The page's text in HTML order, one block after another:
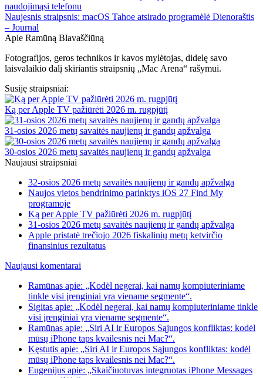
naudojimąsi telefonu
Naujesnis straipsnis: macOS Tahoe atsirado programėlė Dienoraštis
– Journal
Apie Ramūną Blavaščiūną
Fotografijos, geros technikos ir kavos mylėtojas, didelę savo
laisvalaikio dalį skiriantis straipsnių „Mac Arena“ rašymui.
Susiję straipsniai:
Ką per Apple TV pažiūrėti 2026 m. rugpjūtį
31-osios 2026 metų savaitės naujienų ir gandų apžvalga
30-osios 2026 metų savaitės naujienų ir gandų apžvalga
Naujausi straipsniai
32-osios 2026 metų savaitės naujienų ir gandų apžvalga
Naujos vietos bendrinimo parinktys iOS 27 Find My
programoje
Ką per Apple TV pažiūrėti 2026 m. rugpjūtį
31-osios 2026 metų savaitės naujienų ir gandų apžvalga
Apple pristatė trečiojo 2026 fiskalinių metų ketvirčio
finansinius rezultatus
Naujausi komentarai
Ramūnas apie: „Kodėl negerai, kai namų kompiuteriniame
tinkle visi įrenginiai yra viename segmente“.
Sigitas apie: „Kodėl negerai, kai namų kompiuteriniame tinkle
visi įrenginiai yra viename segmente“.
Ramūnas apie: „Siri AI ir Europos Sąjungos konfliktas: kodėl
mūsų iPhone taps kvailesnis nei Mac?“.
Kęstutis apie: „Siri AI ir Europos Sąjungos konfliktas: kodėl
mūsų iPhone taps kvailesnis nei Mac?“.
Eugenijus apie: „Skaičiuotuvas integruotas iPhone Messages